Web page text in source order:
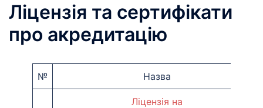
Ліцензія та сертифікати
про акредитацію
№ Назва
Ліцензія на